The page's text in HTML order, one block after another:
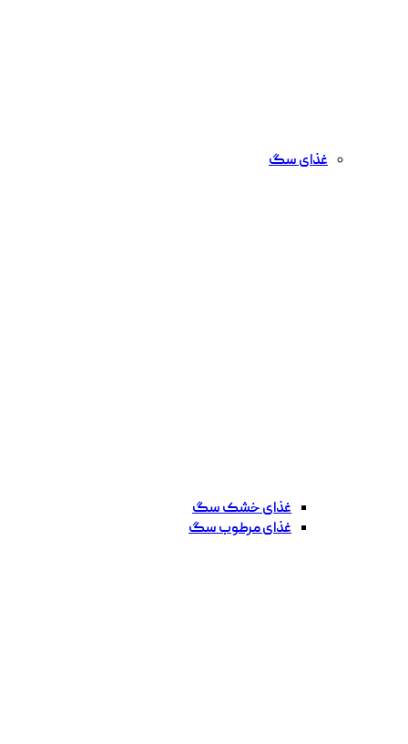
غذای سگ
غذای خشک سگ
غذای مرطوب سگ